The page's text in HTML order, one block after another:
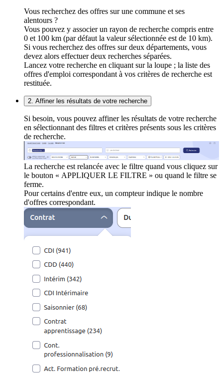
Vous recherchez des offres sur une commune et ses
alentours ?
Vous pouvez y associer un rayon de recherche compris entre
0 et 100 km (par défaut la valeur sélectionnée est de 10 km).
Si vous recherchez des offres sur deux départements, vous
devez alors effectuer deux recherches séparées.
Lancez votre recherche en cliquant sur la loupe ; la liste des
offres d'emploi correspondant à vos critères de recherche est
restituée.
2. Affiner les résultats de votre recherche
Si besoin, vous pouvez affiner les résultats de votre recherche
en sélectionnant des filtres et critères présents sous les critères
de recherche.
La recherche est relancée avec le filtre quand vous cliquez sur
le bouton « APPLIQUER LE FILTRE » ou quand le filtre se
ferme.
Pour certains d'entre eux, un compteur indique le nombre
d'offres correspondant.